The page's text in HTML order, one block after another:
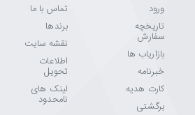
ورود
تاریخچه
سفارش
بازاریاب ها
خبرنامه
کارت هدیه
برگشتی
تماس با ما
برندها
نقشه سایت
اطلاعات
تحویل
لینک های
نامحدود